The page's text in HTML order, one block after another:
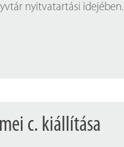
nyitvatartási idejében.
c. kiállítása